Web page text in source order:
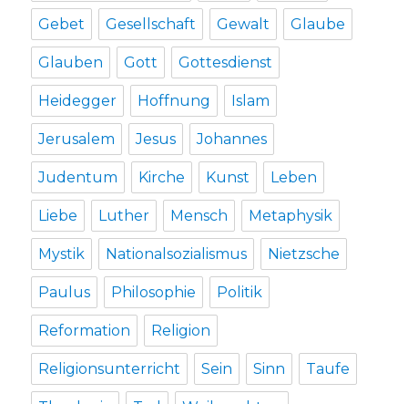
Gebet Gesellschaft Gewalt Glaube
Glauben Gott Gottesdienst
Heidegger Hoffnung Islam
Jerusalem Jesus Johannes
Judentum Kirche Kunst Leben
Liebe Luther Mensch Metaphysik
Mystik Nationalsozialismus Nietzsche
Paulus Philosophie Politik
Reformation Religion
Religionsunterricht Sein Sinn Taufe